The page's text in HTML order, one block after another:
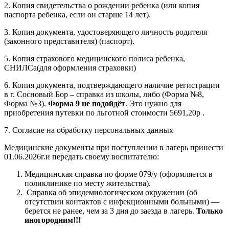
2. Копия свидетельства о рождении ребенка (или копия
паспорта ребенка, если он старше 14 лет).
3. Копия документа, удостоверяющего личность родителя
(законного представителя) (паспорт).
5. Копия страхового медицинского полиса ребенка,
СНИЛСа(для оформления страховки)
6. Копия документа, подтверждающего наличие регистрации
в г. Сосновый Бор – справка из школы, либо (Форма №8,
Форма №3). Форма 9 не подойдёт. Это нужно для
приобретения путевки по льготной стоимости 5691,20р .
7. Согласие на обработку персональных данных
Медицинские документы при поступлении в лагерь принести
01.06.2026г.и передать своему воспитателю:
Медицинская справка по форме 079/у (оформляется в
поликлинике по месту жительства).
Справка об эпидемиологическом окружении (об
отсутствии контактов с инфекционными больными) —
берется не ранее, чем за 3 дня до заезда в лагерь. Только
иногородним!!!